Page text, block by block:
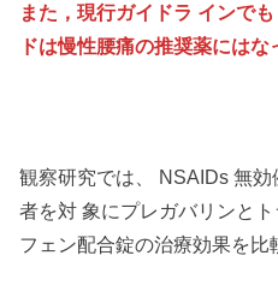
また，現行ガイドラ インで
ドは慢性腰痛の推奨薬にはな
観察研究では、 NSAIDs 無
者を対 象にプレガバリンと
フェン配合錠の治療効果を比